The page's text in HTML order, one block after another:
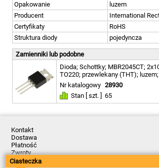
Opakowanie
luzem
Producent
International
Certyfikaty
RoHS
Struktura diody
pojedyncza
Zamienniki lub podobne
Dioda; Schottky; MBR2045CT;
TO220; przewlekany (THT); luzem;
Nr katalogowy 28930
Stan [ szt. ]
65
Kontakt
Dostawa
Płatność
Zwroty
Reklamacje
Ciasteczka